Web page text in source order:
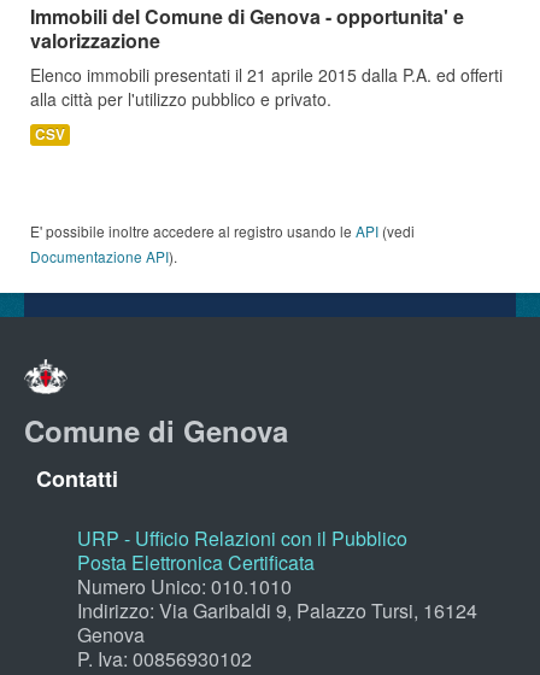
Immobili del Comune di Genova - opportunita' e
valorizzazione
Elenco immobili presentati il 21 aprile 2015 dalla P.A. ed offerti
alla città per l'utilizzo pubblico e privato.
CSV
E' possibile inoltre accedere al registro usando le API (vedi
Documentazione API).
Comune di Genova
Contatti
URP - Ufficio Relazioni con il Pubblico
Posta Elettronica Certificata
Numero Unico: 010.1010
Indirizzo: Via Garibaldi 9, Palazzo Tursi, 16124
Genova
P. Iva: 00856930102